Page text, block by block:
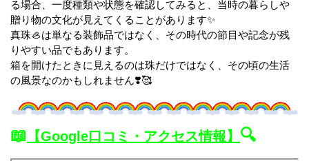
る場合、一度種類や状態を確認してみると、当時の暮らしや
贈り物の文化が見えてくることがあります✨
真珠🦪は単なる装飾品ではなく、その時代の節目や記念が残
りやすい品でもあります。
箱を開けたときに見えるのは珠だけではなく、その頃の生活
の風景なのかもしれません❣️🥰
📖 【Google口コミ・アクセス情報】 🔍